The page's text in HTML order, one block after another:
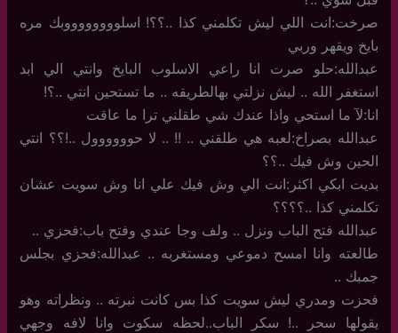
صرخت:انت اللي ليش تكلمني كذا ..؟؟! اسلووووووووبك مره
بايخ ويقهر وربي
عبدالله:حلو صرت انا راعي الاسلوب البايخ وانتي الي ابد
استغفر الله .. ليش نزلتي بهالطريقه .. ما تستحين انتي ..؟!
انا:لآ ما استحي واذا عندك شي طقلني ترا ما عاقت
عبدالله بصراخ:لعبه هي طلقني .. !! .. لا حوووووول ..!؟؟ انتي
الحين وش فيك ..؟؟
بديت ابكي اكثر:انت الي وش فيك علي انا وش سويت عشان
تكلمني كذا ..؟؟؟؟
عبدالله فتح الباب ونزل .. ولف وجا عندي وفتح باب:فحزي ..
طالعته وانا امسح دموعي ومستغربه .. عبدالله:فحزي بجلس
جمبك ..
فحزت ومدري ليش سويت كذا بس كانت نبرته .. ونظراته وهو
يقولها سحر ..! سكر الباب..لحظه سكوت وانا لافه وجهي